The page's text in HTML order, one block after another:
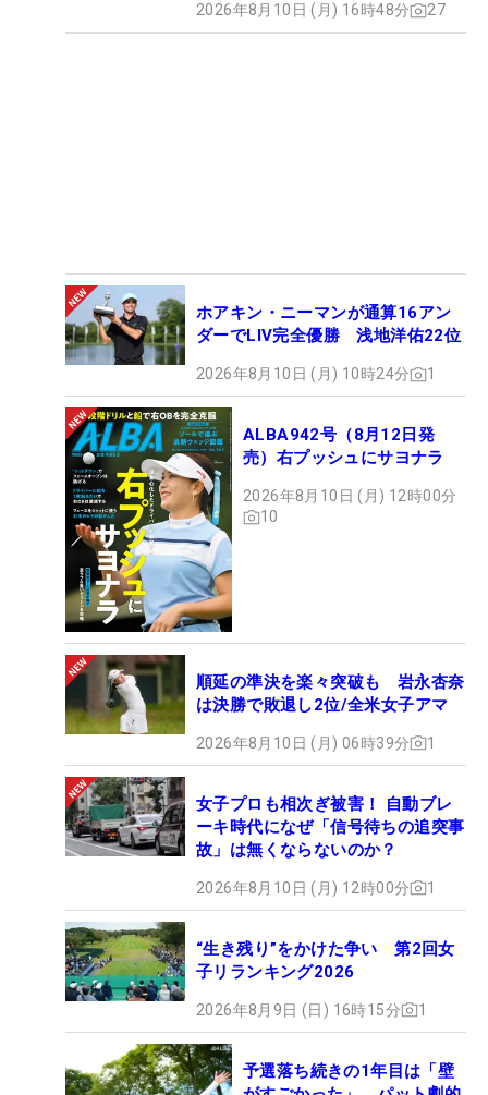
2026年8月10日 (月) 16時48分 27
ホアキン・ニーマンが通算16アン
ダーでLIV完全優勝 浅地洋佑22位
2026年8月10日 (月) 10時24分 1
ALBA942号（8月12日発
売）右プッシュにサヨナラ
2026年8月10日 (月) 12時00分
10
順延の準決を楽々突破も 岩永杏奈
は決勝で敗退し2位/全米女子アマ
2026年8月10日 (月) 06時39分 1
女子プロも相次ぎ被害！ 自動ブレ
ーキ時代になぜ「信号待ちの追突事
故」は無くならないのか？
2026年8月10日 (月) 12時00分 1
“生き残り”をかけた争い 第2回女
子リランキング2026
2026年8月9日 (日) 16時15分 1
予選落ち続きの1年目は「壁